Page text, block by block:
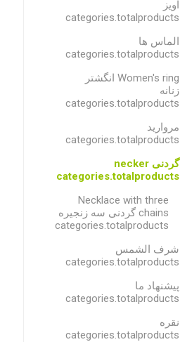
آویز
categories.totalproducts
الماس ها
categories.totalproducts
Women's ring انگشتر
زنانه
categories.totalproducts
مروارید
categories.totalproducts
گردنی necker
categories.totalproducts
Necklace with three
chains گردنی سه زنجیره
categories.totalproducts
شرف الشمس
categories.totalproducts
پیشنهاد ما
categories.totalproducts
نقره
categories.totalproducts